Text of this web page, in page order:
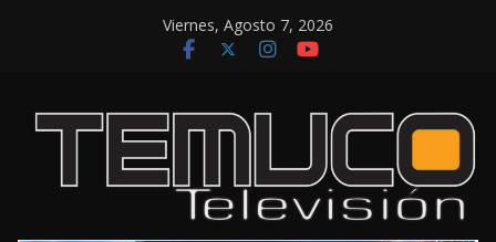
Viernes, Agosto 7, 2026